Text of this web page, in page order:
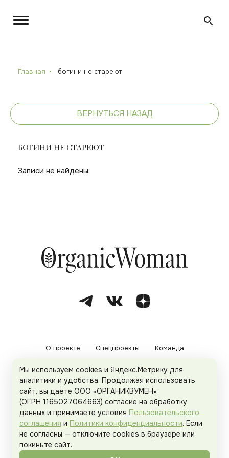
Главная богини не стареют
ВЕРНУТЬСЯ НАЗАД
БОГИНИ НЕ СТАРЕЮТ
Записи не найдены.
О проекте Спецпроекты Команда
Рекламодателям Политика конфиденциальности
Пользовательское соглашение
Organicwoman.ru . Все права защищены.
Мы используем cookies и Яндекс.Метрику для
аналитики и удобства. Продолжая использовать
сайт, вы даёте ООО «ОРГАНИКВУМЕН»
(ОГРН 1165027064663) согласие на обработку
данных и принимаете условия Пользовательского
соглашения и Политики конфиденциальности. Если
не согласны — отключите cookies в браузере или
покиньте сайт.